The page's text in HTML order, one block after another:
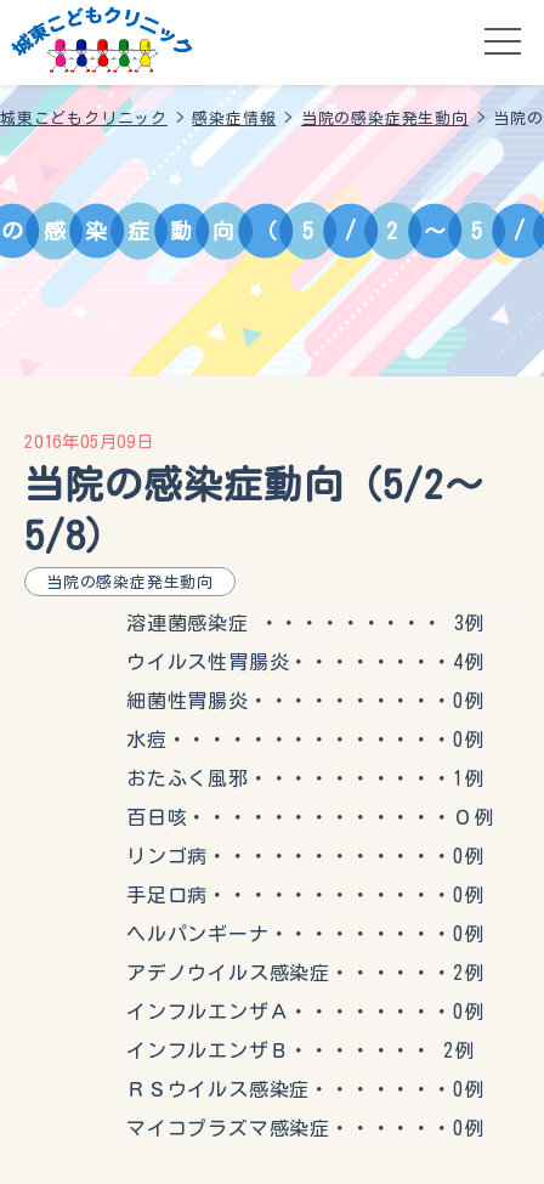
城東こどもクリニック >感染症情報 > 当院の感染症発生動向> 当院
の 感 染 症 動 向 （ 5 / 2 ～ 5 /
2016年05月09日
当院の感染症動向（5/2～
5/8）
当院の感染症発生動向
溶連菌感染症 ・・・・・・・・・ 3例
ウイルス性胃腸炎・・・・・・・・4例
細菌性胃腸炎・・・・・・・・・・0例
水痘・・・・・・・・・・・・・・0例
おたふく風邪・・・・・・・・・・1例
百日咳・・・・・・・・・・・・・０例
リンゴ病・・・・・・・・・・・・0例
手足口病・・・・・・・・・・・・0例
ヘルパンギーナ・・・・・・・・・0例
アデノウイルス感染症・・・・・・2例
インフルエンザＡ・・・・・・・・0例
インフルエンザＢ・・・・・・・ 2例
ＲＳウイルス感染症・・・・・・・0例
マイコプラズマ感染症・・・・・・0例